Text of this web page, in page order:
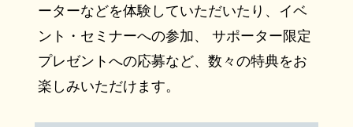
ーターなどを体験していただいたり、イベ
ント・セミナーへの参加、 サポーター限定
プレゼントへの応募など、数々の特典をお
楽しみいただけます。